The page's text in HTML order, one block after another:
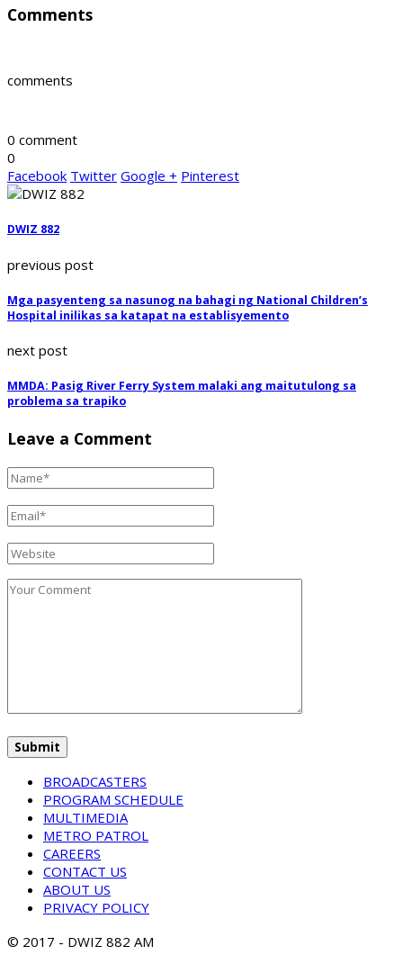
Comments
comments
0 comment
0
Facebook Twitter Google + Pinterest
DWIZ 882
previous post
Mga pasyenteng sa nasunog na bahagi ng National Children’s
Hospital inilikas sa katapat na establisyemento
next post
MMDA: Pasig River Ferry System malaki ang maitutulong sa
problema sa trapiko
Leave a Comment
BROADCASTERS
PROGRAM SCHEDULE
MULTIMEDIA
METRO PATROL
CAREERS
CONTACT US
ABOUT US
PRIVACY POLICY
© 2017 - DWIZ 882 AM